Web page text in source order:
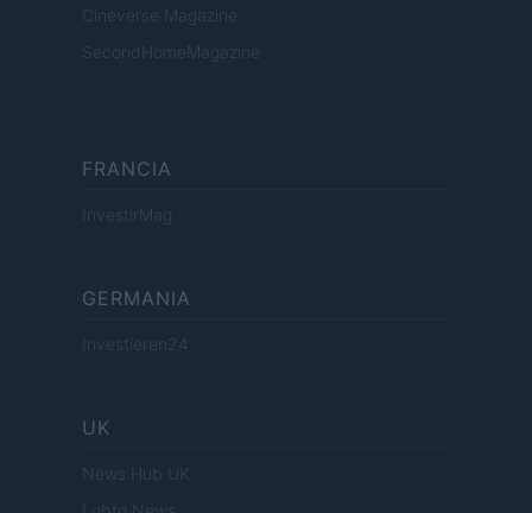
Cineverse Magazine
SecondHomeMagazine
FRANCIA
InvestirMag
GERMANIA
Investieren24
UK
News Hub UK